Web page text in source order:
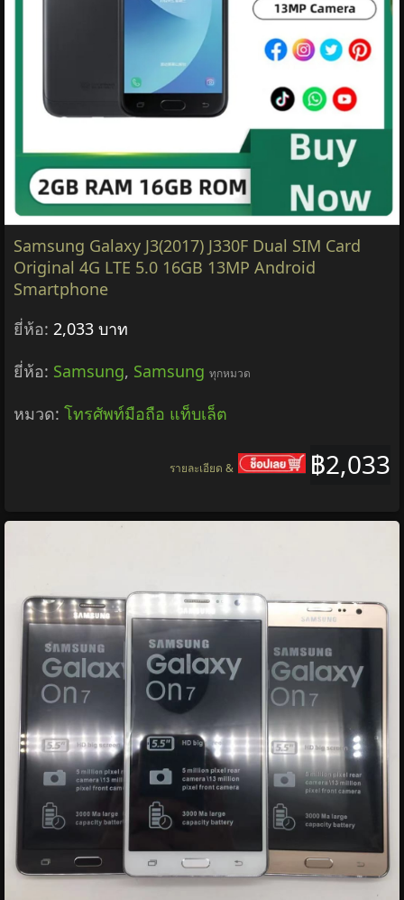
Samsung Galaxy J3(2017) J330F Dual SIM Card
Original 4G LTE 5.0 16GB 13MP Android
Smartphone
ยี่ห้อ: 2,033 บาท
ยี่ห้อ: Samsung, Samsung ทุกหมวด
หมวด: โทรศัพท์มือถือ แท็บเล็ต
฿2,033
รายละเอียด &